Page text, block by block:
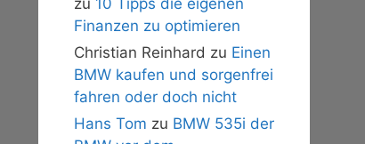
Finanzen zu optimieren
Christian Reinhard zu Einen
BMW kaufen und sorgenfrei
fahren oder doch nicht
Hans Tom zu BMW 535i der